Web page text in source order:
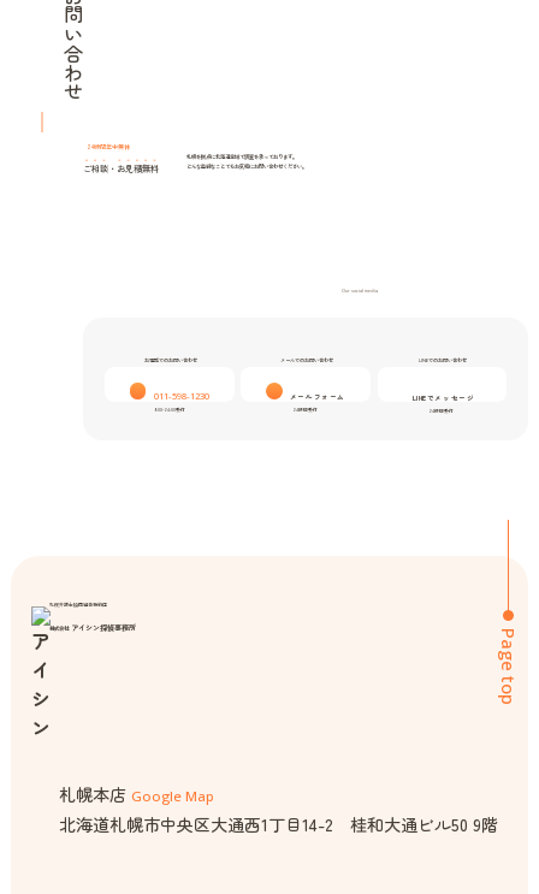
24時間年中無休
ご相談 ・ お見積無料
札幌を拠点に北海道全域で調査を承っております。
どんな些細なことでもお気軽にお問い合わせください。
Our social media
お電話でのお問い合わせ
011-598-1230
9:00-24:00受付
メールでのお問い合わせ
メールフォーム
24時間受付
LINEでのお問い合わせ
LINEでメッセージ
24時間受付
Page top
札幌弁護士協同組合特約店
株式会社 アイシン探偵事務所
札幌本店 Google Map
北海道札幌市中央区大通西1丁目14-2 桂和大通ビル50 9階